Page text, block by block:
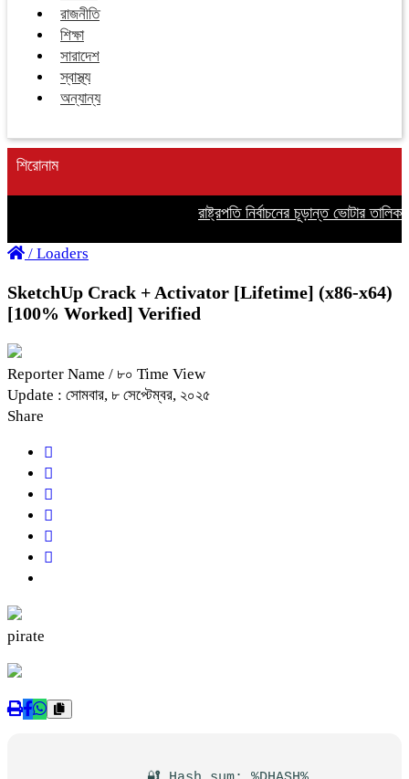
রাজনীতি
শিক্ষা
সারাদেশ
স্বাস্থ্য
অন্যান্য
শিরোনাম
রাষ্ট্রপতি নির্বাচনের চূড়ান্ত ভোটার তালিকা
/ Loaders
SketchUp Crack + Activator [Lifetime] (x86-x64)
[100% Worked] Verified
Reporter Name / ৮০ Time View
Update : সোমবার, ৮ সেপ্টেম্বর, ২০২৫
Share
pirate